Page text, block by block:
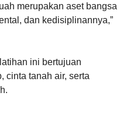
merupakan aset bangsa
dan kedisiplinannya,”
ini bertujuan
cinta tanah air, serta